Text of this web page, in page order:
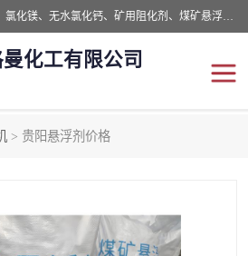
山东贝格曼化工有限公司主营：氯化镁、无水氯化钙、矿用阻化剂、煤矿悬浮剂、道路抑尘剂、氢氧化镁，防灭火剂等，公司位于山东省潍坊市滨海经济开发区,是专业从事对各种精细化工集研究、开发、制造于一体的现代化大型跨境化工企业，公司本着诚信经营、给每一位客户提供专业服务。
化工有限公司
> 贵阳悬浮剂价格
抑尘剂